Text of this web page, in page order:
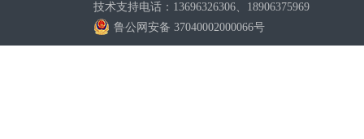
技术支持电话：13696326306、18906375969
鲁公网安备 37040002000066号